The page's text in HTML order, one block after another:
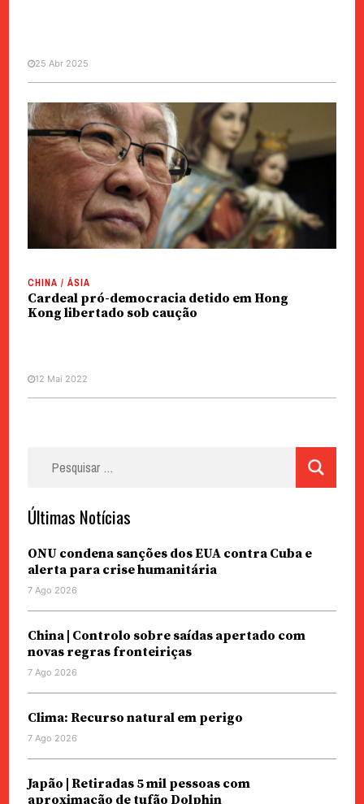
CHINA / ÁSIA
Óbito/Papa | HK autoriza cardeal
Joseph Zen a assistir ao funeral
25 Abr 2025
CHINA / ÁSIA
Cardeal pró-democracia detido em Hong
Kong libertado sob caução
12 Mai 2022
Últimas Notícias
ONU condena sanções dos EUA contra Cuba e
alerta para crise humanitária
7 Ago 2026
China | Controlo sobre saídas apertado com
novas regras fronteiriças
7 Ago 2026
Clima: Recurso natural em perigo
7 Ago 2026
Japão | Retiradas 5 mil pessoas com
aproximação de tufão Dolphin